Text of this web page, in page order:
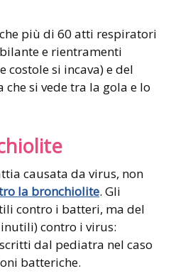
più di 60 atti respiratori
e rientramenti
costole si incava) e del
si vede tra la gola e lo
causata da virus, non
la bronchiolite. Gli
contro i batteri, ma del
contro i virus:
dal pediatra nel caso
batteriche.